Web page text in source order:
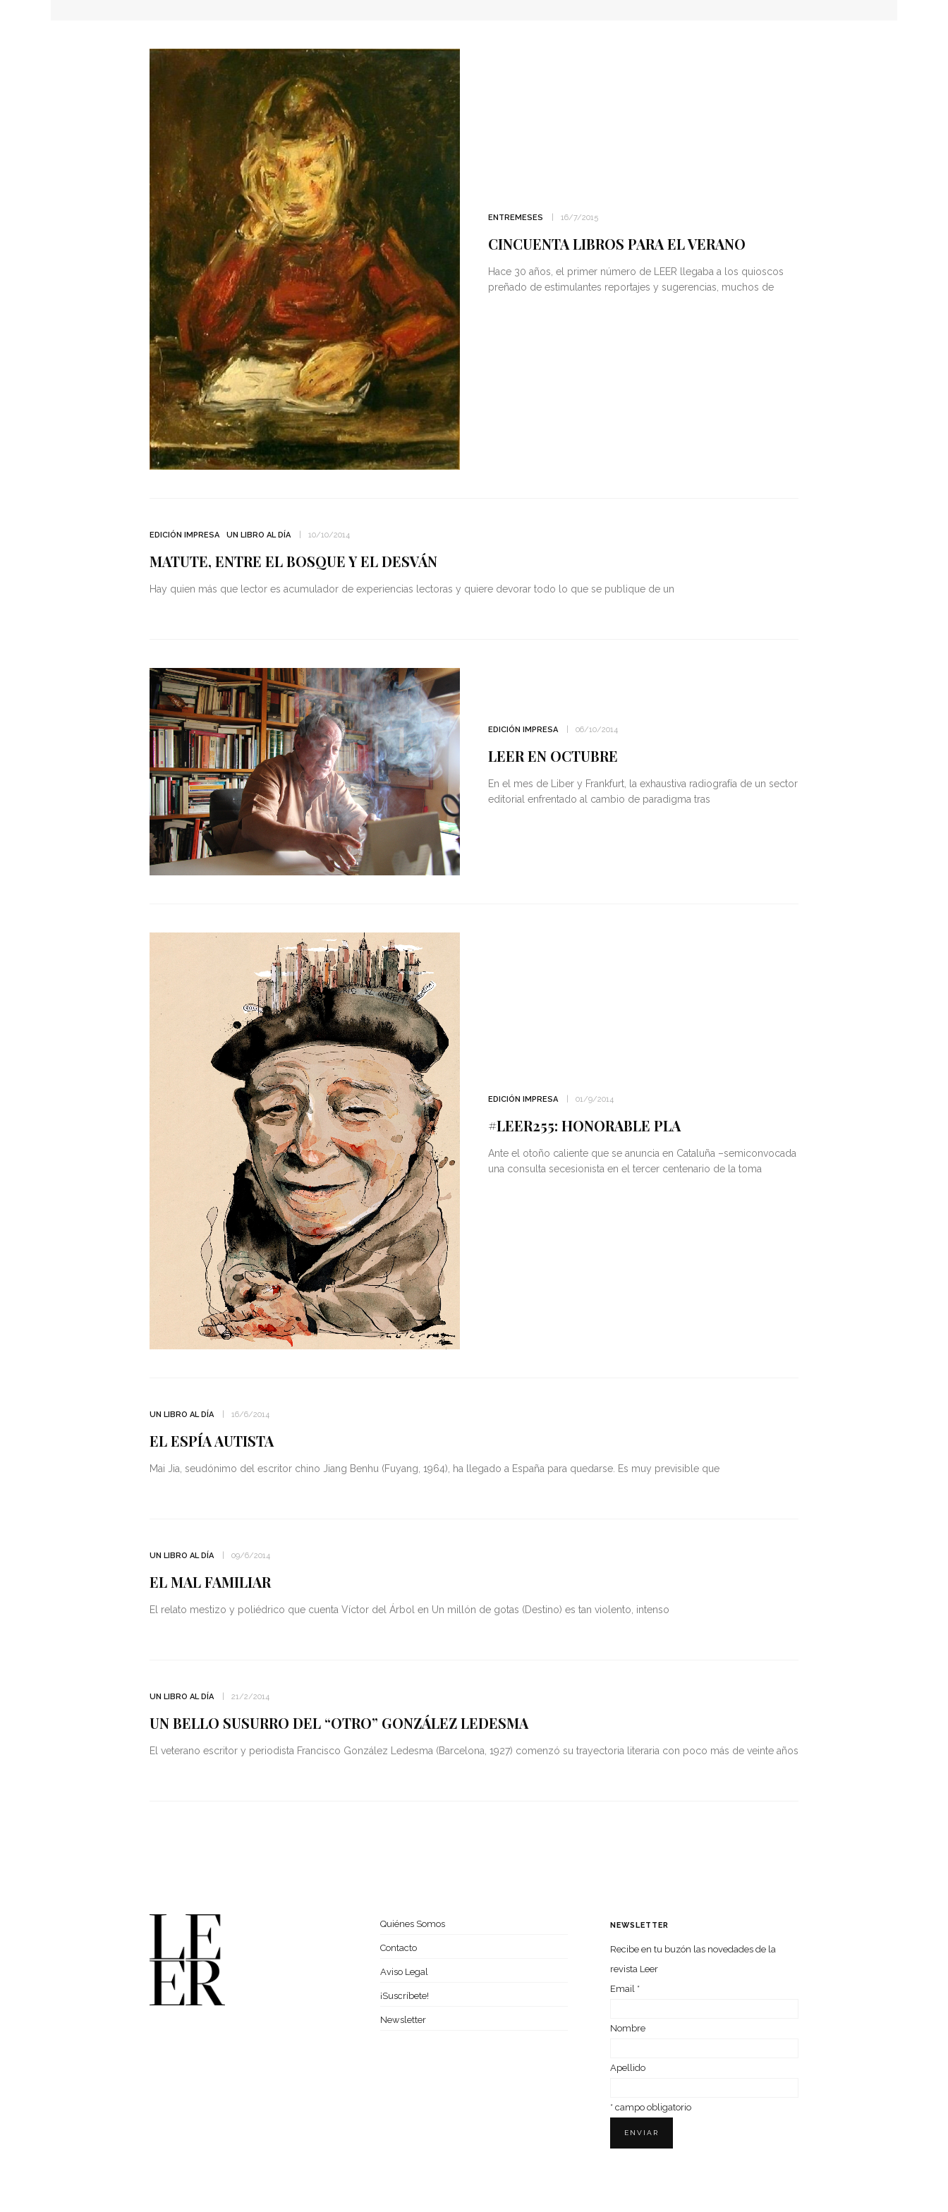
ENTREMESES 16/7/2015
CINCUENTA LIBROS PARA EL VERANO
Hace 30 años, el primer número de LEER llegaba a los quioscos
preñado de estimulantes reportajes y sugerencias, muchos de
EDICIÓN IMPRESA UN LIBRO AL DÍA 10/10/2014
MATUTE, ENTRE EL BOSQUE Y EL DESVÁN
Hay quien más que lector es acumulador de experiencias lectoras y quiere devorar todo lo que se publique de un
EDICIÓN IMPRESA 06/10/2014
LEER EN OCTUBRE
En el mes de Liber y Frankfurt, la exhaustiva radiografía de un sector
editorial enfrentado al cambio de paradigma tras
EDICIÓN IMPRESA 01/9/2014
#LEER255: HONORABLE PLA
Ante el otoño caliente que se anuncia en Cataluña –semiconvocada
una consulta secesionista en el tercer centenario de la toma
UN LIBRO AL DÍA 16/6/2014
EL ESPÍA AUTISTA
Mai Jia, seudónimo del escritor chino Jiang Benhu (Fuyang, 1964), ha llegado a España para quedarse. Es muy previsible que
UN LIBRO AL DÍA 09/6/2014
EL MAL FAMILIAR
El relato mestizo y poliédrico que cuenta Víctor del Árbol en Un millón de gotas (Destino) es tan violento, intenso
UN LIBRO AL DÍA 21/2/2014
UN BELLO SUSURRO DEL “OTRO” GONZÁLEZ LEDESMA
El veterano escritor y periodista Francisco González Ledesma (Barcelona, 1927) comenzó su trayectoria literaria con poco más de veinte años
Quiénes Somos
Contacto
Aviso Legal
¡Suscríbete!
Newsletter
NEWSLETTER
Recibe en tu buzón las nove­da­des de la
revista Leer
Email *
Nom­bre
Ape­llido
* campo obligatorio